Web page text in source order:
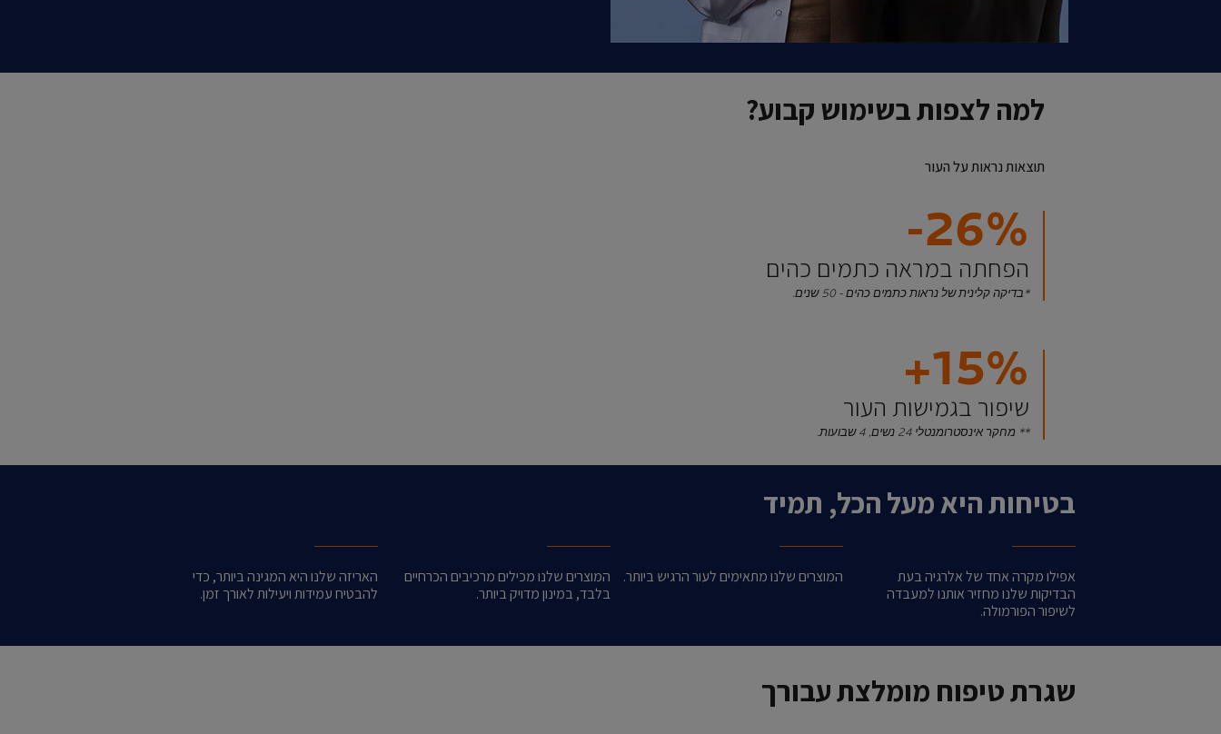
למה לצפות בשימוש קבוע?
תוצאות נראות על העור
‎-26%‎
הפחתה במראה כתמים כהים
*בדיקה קלינית של נראות כתמים כהים - 50 שנים.
‎+15%‎
שיפור בגמישות העור
** מחקר אינסטרומנטלי 24 נשים, 4 שבועות.
בטיחות היא מעל הכל, תמיד
אפילו מקרה אחד של אלרגיה בעת
הבדיקות שלנו מחזיר אותנו למעבדה
לשיפור הפורמולה.
המוצרים שלנו מתאימים לעור הרגיש ביותר.
המוצרים שלנו מכילים מרכיבים הכרחיים
בלבד, במינון מדויק ביותר.
האריזה שלנו היא המגינה ביותר, כדי
להבטיח עמידות ויעילות לאורך זמן.
שגרת טיפוח מומלצת עבורך